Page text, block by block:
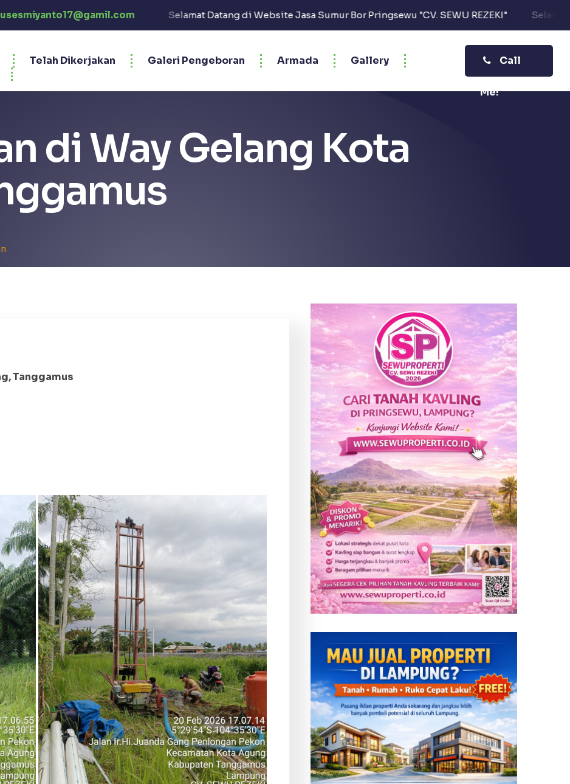
Selamat Datang di Website Jasa Sumur Bor Pringsewu "CV. SEWU REZEKI" Selamat Datang di Website
Telah Dikerjakan Galeri Pengeboran Armada
Gallery
Call
Me!
di Way Gelang Kota
Tanggamus